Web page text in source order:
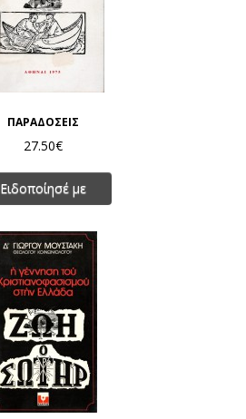
ΠΑΡΑΔΟΣΕΙΣ
27.50€
Ειδοποίησέ με